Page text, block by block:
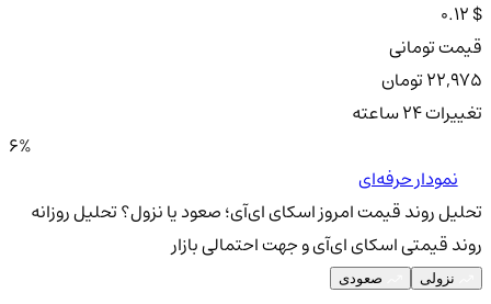
0.12 $
قیمت تومانی
22,975 تومان
تغییرات ۲۴ ساعته
6%
نمودار حرفه‌ای
تحلیل روند قیمت امروز اسکای ای‌آی؛ صعود یا نزول؟تحلیل روزانه
روند قیمتی اسکای ای‌آی و جهت احتمالی بازار
نزولی صعودی